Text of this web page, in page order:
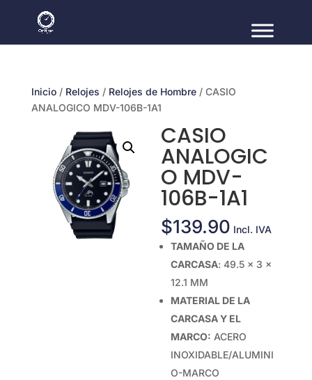
Inicio/ Relojes / Relojes de Hombre/ CASIO
ANALOGICO MDV-106B-1A1
CASIO
ANALOGIC
O MDV-
106B-1A1
$139.90 Incl. IVA
TAMAÑO DE LA
CARCASA: 49.5 × 3 ×
12.1 MM
MATERIAL DE LA
CARCASA Y EL
MARCO: ACERO
INOXIDABLE/ALUMINI
O-MARCO